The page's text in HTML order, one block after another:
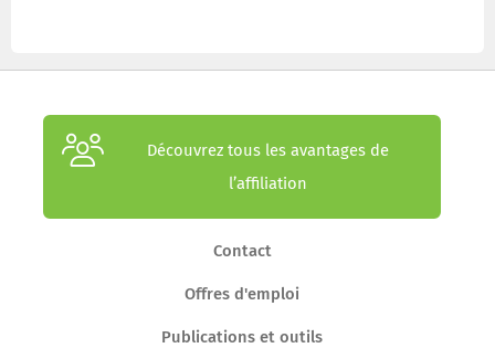
Découvrez tous les avantages de
l’affiliation
Contact
Offres d'emploi
Publications et outils